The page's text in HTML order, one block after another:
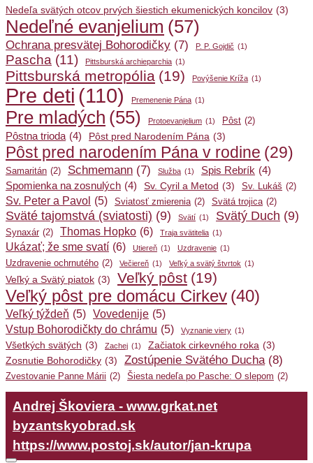
Nedeľa svätých otcov prvých šiestich ekumenických koncilov (3)
Nedeľné evanjelium (57)
Ochrana presvätej Bohorodičky (7) P. P. Gojdič (1)
Pascha (11) Pittsburská archieparchia (1)
Pittsburská metropólia (19) Povýšenie Kríža (1)
Pre deti (110) Premenenie Pána (1)
Pre mladých (55) Protoevanjelium (1) Pôst (2)
Pôstna trioda (4) Pôst pred Narodením Pána (3)
Pôst pred narodením Pána v rodine (29)
Samaritán (2) Schmemann (7) Služba (1) Spis Rebrík (4)
Spomienka na zosnulých (4) Sv. Cyril a Metod (3) Sv. Lukáš (2)
Sv. Peter a Pavol (5) Sviatosť zmierenia (2) Svätá trojica (2)
Sväté tajomstvá (sviatosti) (9) Svätí (1) Svätý Duch (9)
Synaxár (2) Thomas Hopko (6) Traja svätitelia (1)
Ukázať; že sme svatí (6) Utiereň (1) Uzdravenie (1)
Uzdravenie ochrnutého (2) Večiereň (1) Veľký a svätý štvrtok (1)
Veľký a Svätý piatok (3) Veľký pôst (19)
Veľký pôst pre domácu Cirkev (40)
Veľký týždeň (5) Vovedenije (5)
Vstup Bohorodičkty do chrámu (5) Vyznanie viery (1)
Všetkých svätých (3) Zachej (1) Začiatok cirkevného roka (3)
Zosnutie Bohorodičky (3) Zostúpenie Svätého Ducha (8)
Zvestovanie Panne Márii (2) Šiesta nedeľa po Pasche: O slepom (2)
Andrej Škoviera - www.grkat.net
byzantskyobrad.sk
https://www.postoj.sk/autor/jan-krupa